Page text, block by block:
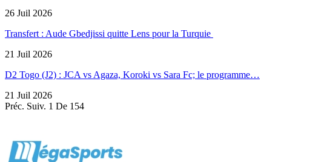
26 Juil 2026
Transfert : Aude Gbedjissi quitte Lens pour la Turquie
21 Juil 2026
D2 Togo (J2) : JCA vs Agaza, Koroki vs Sara Fc; le programme…
21 Juil 2026
Préc. Suiv. 1 De 154